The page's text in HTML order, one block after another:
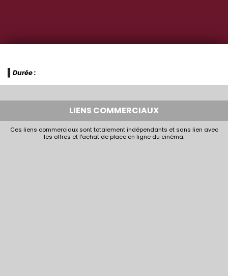
Durée :
LIENS COMMERCIAUX
Ces liens commerciaux sont totalement indépendants et sans lien avec
les offres et l'achat de place en ligne du cinéma.